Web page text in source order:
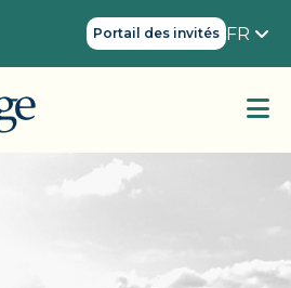
Portail des invités FR